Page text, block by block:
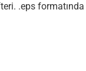
.eps formatında